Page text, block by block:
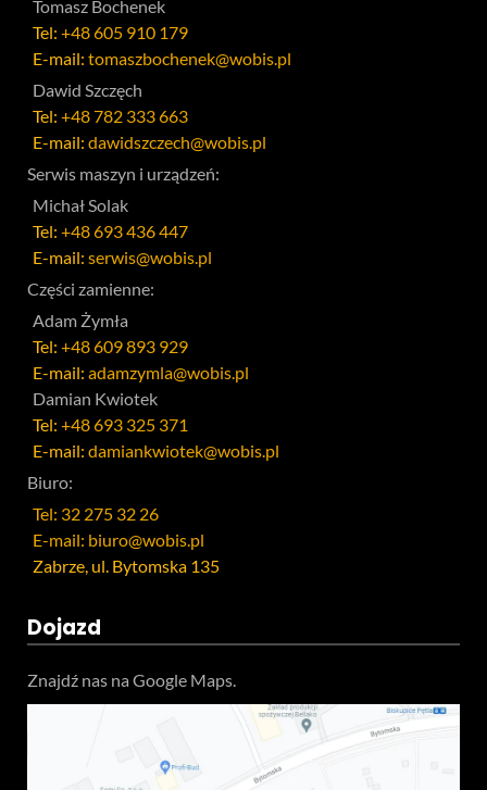
Tomasz Bochenek
Tel: +48 605 910 179
E-mail: tomaszbochenek@wobis.pl
Dawid Szczęch
Tel: +48 782 333 663
E-mail: dawidszczech@wobis.pl
Serwis maszyn i urządzeń:
Michał Solak
Tel: +48 693 436 447
E-mail: serwis@wobis.pl
Części zamienne:
Adam Żymła
Tel: +48 609 893 929
E-mail: adamzymla@wobis.pl
Damian Kwiotek
Tel: +48 693 325 371
E-mail: damiankwiotek@wobis.pl
Biuro:
Tel: 32 275 32 26
E-mail: biuro@wobis.pl
Zabrze, ul. Bytomska 135
Dojazd
Znajdź nas na Google Maps.